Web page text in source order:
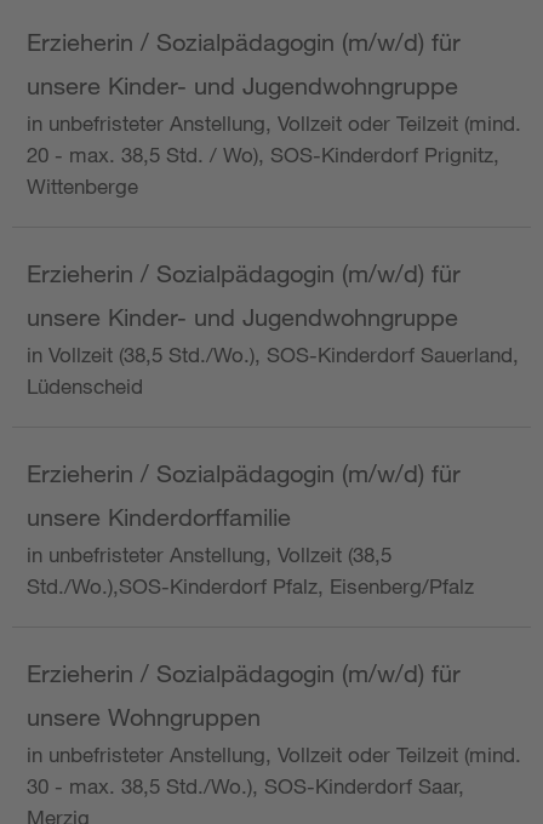
Erzieherin / Sozialpädagogin (m/w/d) für
unsere Kinder- und Jugendwohngruppe
in unbefristeter Anstellung, Vollzeit oder Teilzeit (mind.
20 - max. 38,5 Std. / Wo), SOS-Kinderdorf Prignitz,
Wittenberge
Erzieherin / Sozialpädagogin (m/w/d) für
unsere Kinder- und Jugendwohngruppe
in Vollzeit (38,5 Std./Wo.), SOS-Kinderdorf Sauerland,
Lüdenscheid
Erzieherin / Sozialpädagogin (m/w/d) für
unsere Kinderdorffamilie
in unbefristeter Anstellung, Vollzeit (38,5
Std./Wo.),SOS-Kinderdorf Pfalz, Eisenberg/Pfalz
Erzieherin / Sozialpädagogin (m/w/d) für
unsere Wohngruppen
in unbefristeter Anstellung, Vollzeit oder Teilzeit (mind.
30 - max. 38,5 Std./Wo.), SOS-Kinderdorf Saar,
Merzig